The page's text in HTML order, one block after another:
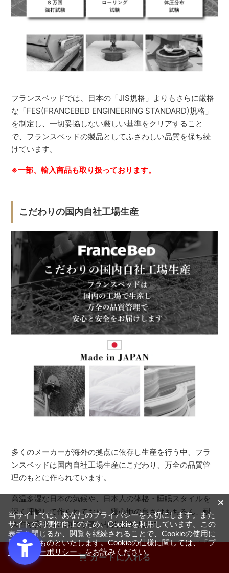
カートに入れる
フランスベッドでは、日本の「JIS規格」よりもさらに厳格
な「FES(FRANCEBED ENGINEERING STANDARD)規格」
を制定し、一切妥協しない厳しい基準をクリアすること
で、フランスベッドの製品としてふさわしい品質を保ち続
けています。
※一部、輸入商品も取り扱っております。
こだわりの国内自社工場生産
多くのメーカーが海外の拠点に依存し生産を行う中、フラ
ンスベッドは国内自社工場生産にこだわり、万全の品質管
理のもとに作られています。
高温多湿な日本の気候や、日本人の体格・睡眠スタイルを
深く理解して作られており、寝心地の良さはもちろん、耐
久性や安全性の面でも高い品質を誇ります。
また、国内生産ならではの丁寧なものづくりが、長く快適
に使える信頼のマットレスを実現しています。
当サイトでは、あなたのプライバシーを大切にします。また
サイトの利便性向上のため、Cookieを利用しています。この
表示を閉じるか、閲覧を継続されることで、Cookieの使用に
同意するものといたします。Cookieの仕様に関しては、「プ
ライバシーポリシー」をお読みください。